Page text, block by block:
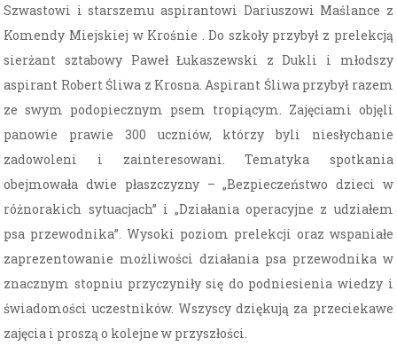
Szwastowi i starszemu aspirantowi Dariuszowi Maślance z
Komendy Miejskiej w Krośnie . Do szkoły przybył z prelekcją
sierżant sztabowy Paweł Łukaszewski z Dukli i młodszy
aspirant Robert Śliwa z Krosna. Aspirant Śliwa przybył razem
ze swym podopiecznym psem tropiącym. Zajęciami objęli
panowie prawie 300 uczniów, którzy byli niesłychanie
zadowoleni i zainteresowani. Tematyka spotkania
obejmowała dwie płaszczyzny – „Bezpieczeństwo dzieci w
różnorakich sytuacjach” i „Działania operacyjne z udziałem
psa przewodnika”. Wysoki poziom prelekcji oraz wspaniałe
zaprezentowanie możliwości działania psa przewodnika w
znacznym stopniu przyczyniły się do podniesienia wiedzy i
świadomości uczestników. Wszyscy dziękują za przeciekawe
zajęcia i proszą o kolejne w przyszłości.